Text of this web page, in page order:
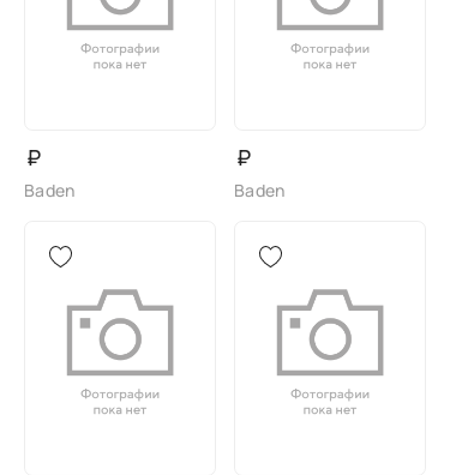
₽
Baden
₽
Baden